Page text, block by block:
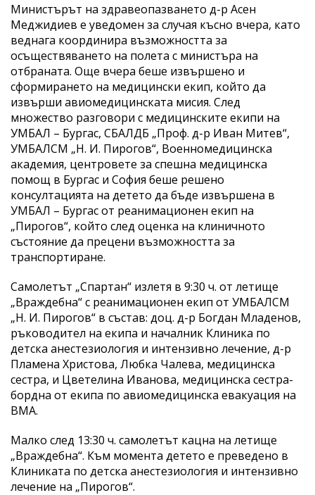
Министърът на здравеопазването д-р Асен
Меджидиев е уведомен за случая късно вчера, като
веднага координира възможността за
осъществяването на полета с министъра на
отбраната. Още вчера беше извършено и
сформирането на медицински екип, който да
извърши авиомедицинската мисия. След
множество разговори с медицинските екипи на
УМБАЛ – Бургас, СБАЛДБ „Проф. д-р Иван Митев“,
УМБАЛСМ „Н. И. Пирогов“, Военномедицинска
академия, центровете за спешна медицинска
помощ в Бургас и София беше решено
консултацията на детето да бъде извършена в
УМБАЛ – Бургас от реанимационен екип на
„Пирогов“, който след оценка на клиничното
състояние да прецени възможността за
транспортиране.
Самолетът „Спартан“ излетя в 9:30 ч. от летище
„Враждебна“ с реанимационен екип от УМБАЛСМ
„Н. И. Пирогов“ в състав: доц. д-р Богдан Младенов,
ръководител на екипа и началник Клиника по
детска анестезиология и интензивно лечение, д-р
Пламена Христова, Любка Чалева, медицинска
сестра, и Цветелина Иванова, медицинска сестра-
бордна от екипа по авиомедицинска евакуация на
ВМА.
Малко след 13:30 ч. самолетът кацна на летище
„Враждебна“. Към момента детето е преведено в
Клиниката по детска анестезиология и интензивно
лечение на „Пирогов“.